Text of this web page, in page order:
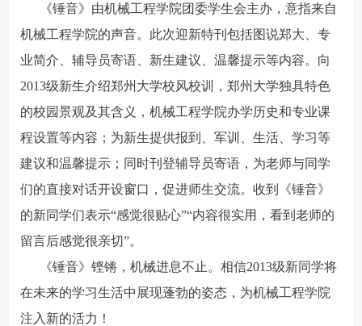
《锤音》由机械工程学院团委学生会主办，意指来自
机械工程学院的声音。此次迎新特刊包括图说郑大、专
业简介、辅导员寄语、新生建议、温馨提示等内容。向
2013级新生介绍郑州大学校风校训，郑州大学独具特色
的校园景观及其含义，机械工程学院办学历史和专业课
程设置等内容；为新生提供报到、军训、生活、学习等
建议和温馨提示；同时刊登辅导员寄语，为老师与同学
们的直接对话开设窗口，促进师生交流。收到《锤音》
的新同学们表示“感觉很贴心”“内容很实用，看到老师的
留言后感觉很亲切”。
《锤音》铿锵，机械进息不止。相信2013级新同学将
在未来的学习生活中展现蓬勃的姿态，为机械工程学院
注入新的活力！